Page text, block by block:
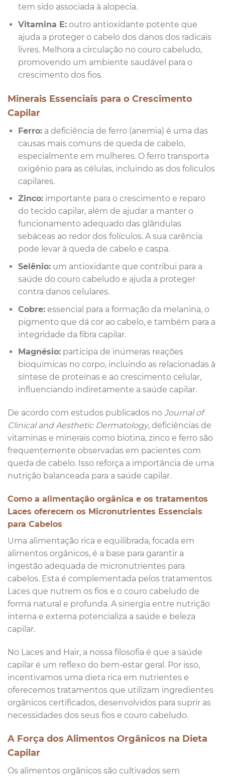
tem sido associada à alopecia.
Vitamina E:outro antioxidante potente que
ajuda a proteger o cabelo dos danos dos radicais
livres. Melhora a circulação no couro cabeludo,
promovendo um ambiente saudável para o
crescimento dos fios.
Minerais Essenciais para o Crescimento
Capilar
Ferro:a deficiência de ferro (anemia) é uma das
causas mais comuns de queda de cabelo,
especialmente em mulheres. O ferro transporta
oxigênio para as células, incluindo as dos folículos
capilares.
Zinco:importante para o crescimento e reparo
do tecido capilar, além de ajudar a manter o
funcionamento adequado das glândulas
sebáceas ao redor dos folículos. A sua carência
pode levar à queda de cabelo e caspa.
Selênio:um antioxidante que contribui para a
saúde do couro cabeludo e ajuda a proteger
contra danos celulares.
Cobre:essencial para a formação da melanina, o
pigmento que dá cor ao cabelo, e também para a
integridade da fibra capilar.
Magnésio:participa de inúmeras reações
bioquímicas no corpo, incluindo as relacionadas à
síntese de proteínas e ao crescimento celular,
influenciando indiretamente a saúde capilar.
De acordo com estudos publicados no Journal of
Clinical and Aesthetic Dermatology, deficiências de
vitaminas e minerais como biotina, zinco e ferro são
frequentemente observadas em pacientes com
queda de cabelo. Isso reforça a importância de uma
nutrição balanceada para a saúde capilar.
Como a alimentação orgânica e os tratamentos
Laces oferecem os Micronutrientes Essenciais
para Cabelos
Uma alimentação rica e equilibrada, focada em
alimentos orgânicos, é a base para garantir a
ingestão adequada de micronutrientes para
cabelos. Esta é complementada pelos tratamentos
Laces que nutrem os fios e o couro cabeludo de
forma natural e profunda. A sinergia entre nutrição
interna e externa potencializa a saúde e beleza
capilar.
No Laces and Hair, a nossa filosofia é que a saúde
capilar é um reflexo do bem-estar geral. Por isso,
incentivamos uma dieta rica em nutrientes e
oferecemos tratamentos que utilizam ingredientes
orgânicos certificados, desenvolvidos para suprir as
necessidades dos seus fios e couro cabeludo.
A Força dos Alimentos Orgânicos na Dieta
Capilar
Os alimentos orgânicos são cultivados sem